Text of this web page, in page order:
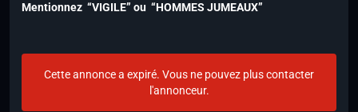
Mentionnez “VIGILE” ou “HOMMES JUMEAUX”
Cette annonce a expiré. Vous ne pouvez plus contacter
l'annonceur.